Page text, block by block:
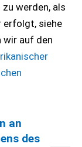
werden, als
erfolgt, siehe
wir auf den
an
des